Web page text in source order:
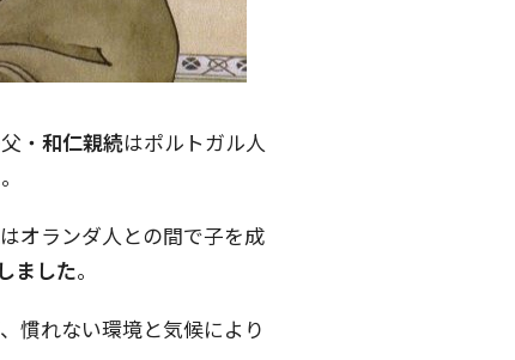
・ 和仁親続はポルトガル人
オランダ人との間で子を成
ました。
慣れない環境と気候により